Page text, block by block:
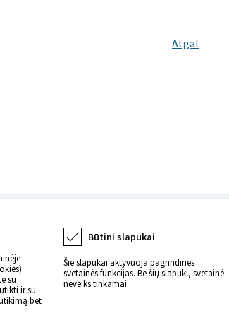
Atgal
Naujienos apie sveikatą
su
ir su
bet
Būtini slapukai
Šie slapukai aktyvuoja pagrindines
svetainės funkcijas. Be šių slapukų svetainė
neveiks tinkamai.